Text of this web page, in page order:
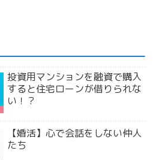
投資用マンションを融資で購入
すると住宅ローンが借りられな
い！？
【婚活】心で会話をしない仲人
たち